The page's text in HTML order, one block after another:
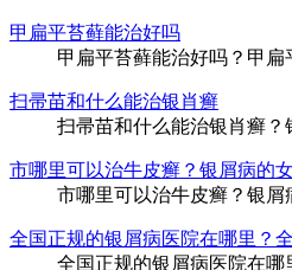
甲扁平苔藓能治好吗
甲扁平苔藓能治好吗？甲
扫帚苗和什么能治银肖癣
扫帚苗和什么能治银肖癣
市哪里可以治牛皮癣？银屑病的
市哪里可以治牛皮癣？银
全国正规的银屑病医院在哪里？
全国正规的银屑病医院在